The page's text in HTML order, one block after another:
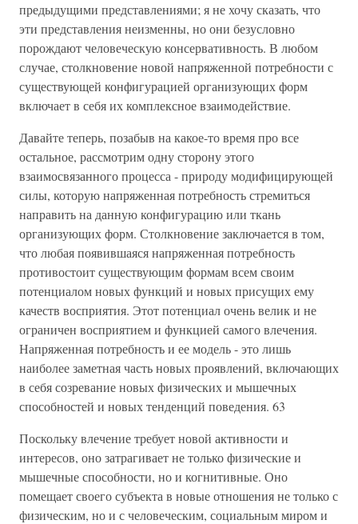
предыдущими представлениями; я не хочу сказать, что
эти представления неизменны, но они безусловно
порождают человеческую консервативность. В любом
случае, столкновение новой напряженной потребности с
существующей конфигурацией организующих форм
включает в себя их комплексное взаимодействие.
Давайте теперь, позабыв на какое-то время про все
остальное, рассмотрим одну сторону этого
взаимосвязанного процесса - природу модифицирующей
силы, которую напряженная потребность стремиться
направить на данную конфигурацию или ткань
организующих форм. Столкновение заключается в том,
что любая появившаяся напряженная потребность
противостоит существующим формам всем своим
потенциалом новых функций и новых присущих ему
качеств восприятия. Этот потенциал очень велик и не
ограничен восприятием и функцией самого влечения.
Напряженная потребность и ее модель - это лишь
наиболее заметная часть новых проявлений, включающих
в себя созревание новых физических и мышечных
способностей и новых тенденций поведения. 63
Поскольку влечение требует новой активности и
интересов, оно затрагивает не только физические и
мышечные способности, но и когнитивные. Оно
помещает своего субъекта в новые отношения не только с
физическим, но и с человеческим, социальным миром и